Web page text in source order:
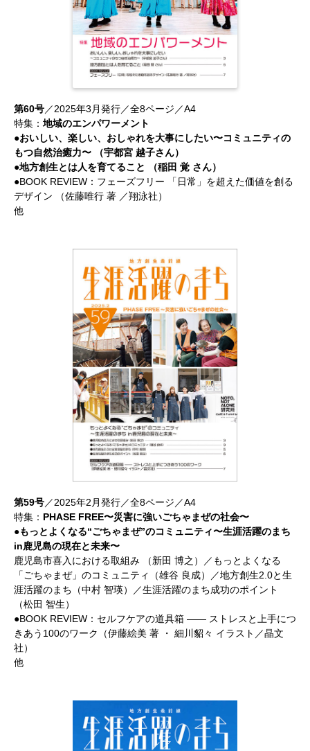
第60号／2025年3月発行／全8ページ／A4
特集： 地域のエンパワーメント
●おいしい、楽しい、おしゃれを大事にしたい〜コミュニティの
もつ自然治癒力〜 （宇都宮 越子さん）
●地方創生とは人を育てること （稲田 覚 さん）
●BOOK REVIEW：フェーズフリー 「日常」を超えた価値を創る
デザイン （佐藤唯行 著 ／翔泳社）
他
第59号／2025年2月発行／全8ページ／A4
特集： PHASE FREE〜災害に強いごちゃまぜの社会〜
●もっとよくなる“ごちゃまぜ”のコミュニティ〜生涯活躍のまち
in鹿児島の現在と未来〜
鹿児島市喜入における取組み （新田 博之）／もっとよくなる
「ごちゃまぜ」のコミュニティ（雄谷 良成）／地方創生2.0と生
涯活躍のまち（中村 智瑛）／生涯活躍のまち成功のポイント
（松田 智生）
●BOOK REVIEW：セルフケアの道具箱 ―― ストレスと上手につ
きあう100のワーク（伊藤絵美 著 ・ 細川貂々 イラスト／晶文
社）
他